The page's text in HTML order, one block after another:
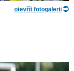
otevřít fotogalerii